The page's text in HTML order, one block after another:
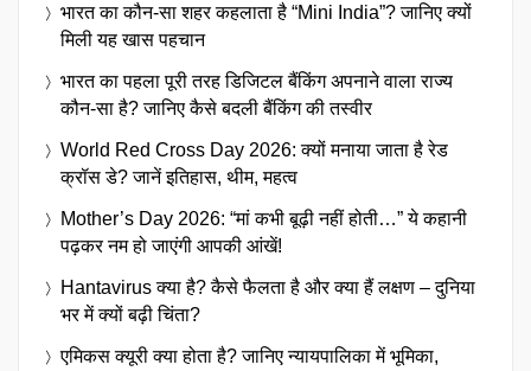
भारत का कौन-सा शहर कहलाता है “Mini India”? जानिए क्यों
मिली यह खास पहचान
भारत का पहला पूरी तरह डिजिटल बैंकिंग अपनाने वाला राज्य
कौन-सा है? जानिए कैसे बदली बैंकिंग की तस्वीर
World Red Cross Day 2026: क्यों मनाया जाता है रेड
क्रॉस डे? जानें इतिहास, थीम, महत्व
Mother’s Day 2026: “मां कभी बूढ़ी नहीं होती…” ये कहानी
पढ़कर नम हो जाएंगी आपकी आंखें!
Hantavirus क्या है? कैसे फैलता है और क्या हैं लक्षण – दुनिया
भर में क्यों बढ़ी चिंता?
एमिकस क्यूरी क्या होता है? जानिए न्यायपालिका में भूमिका,